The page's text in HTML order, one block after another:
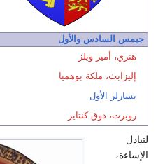
جيمس السادس والأول
هنري، أمير ويلز
إليزابث، ملكة بوهميا
تشارلز الأول
روبرت، دوق كنتاير
لتبادل
الإساءة،